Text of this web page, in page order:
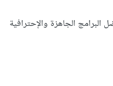
الجاهزة والإحترافية